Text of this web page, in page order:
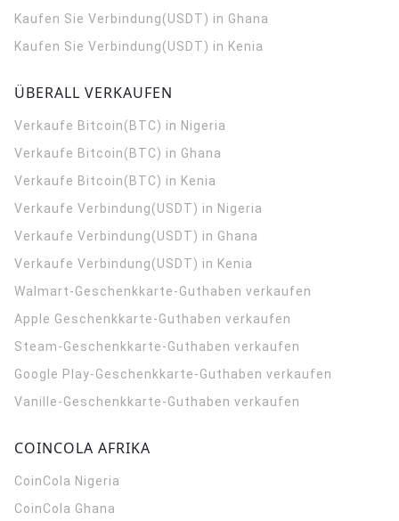
Kaufen Sie Verbindung(USDT) in Ghana
Kaufen Sie Verbindung(USDT) in Kenia
ÜBERALL VERKAUFEN
Verkaufe Bitcoin(BTC) in Nigeria
Verkaufe Bitcoin(BTC) in Ghana
Verkaufe Bitcoin(BTC) in Kenia
Verkaufe Verbindung(USDT) in Nigeria
Verkaufe Verbindung(USDT) in Ghana
Verkaufe Verbindung(USDT) in Kenia
Walmart-Geschenkkarte-Guthaben verkaufen
Apple Geschenkkarte-Guthaben verkaufen
Steam-Geschenkkarte-Guthaben verkaufen
Google Play-Geschenkkarte-Guthaben verkaufen
Vanille-Geschenkkarte-Guthaben verkaufen
COINCOLA AFRIKA
CoinCola Nigeria
CoinCola Ghana